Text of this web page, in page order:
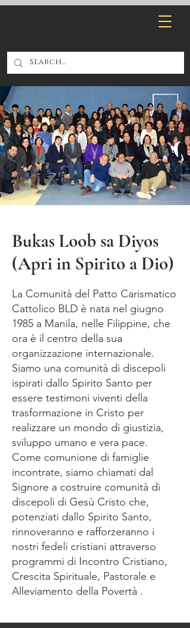
Bukas Loob sa Diyos
(Apri in Spirito a Dio)
La Comunità del Patto Carismatico
Cattolico BLD è nata nel giugno
1985 a Manila, nelle Filippine, che
ora è il centro della sua
organizzazione internazionale.
Siamo una comunità di discepoli
ispirati dallo Spirito Santo per
essere testimoni viventi della
trasformazione in Cristo per
realizzare un mondo di giustizia,
sviluppo umano e vera pace.
Come comunione di famiglie
incontrate, siamo chiamati dal
Signore a costruire comunità di
discepoli di Gesù Cristo che,
potenziati dallo Spirito Santo,
rinnoveranno e rafforzeranno i
nostri fedeli cristiani attraverso
programmi di Incontro Cristiano,
Crescita Spirituale, Pastorale e
Alleviamento della Povertà .